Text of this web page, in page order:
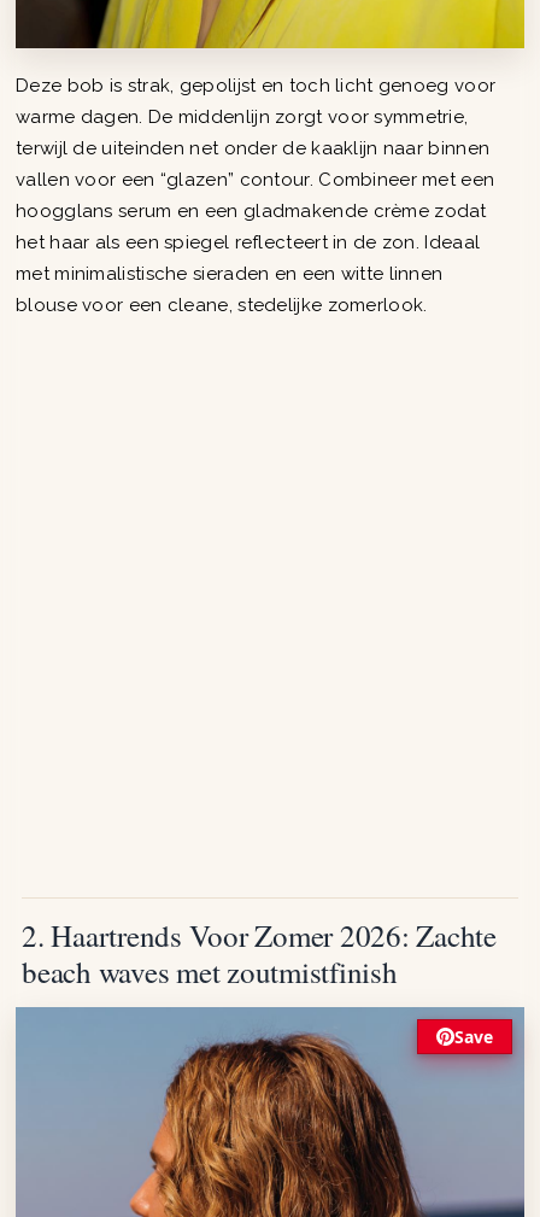
Deze bob is strak, gepolijst en toch licht genoeg voor
warme dagen. De middenlijn zorgt voor symmetrie,
terwijl de uiteinden net onder de kaaklijn naar binnen
vallen voor een “glazen” contour. Combineer met een
hoogglans serum en een gladmakende crème zodat
het haar als een spiegel reflecteert in de zon. Ideaal
met minimalistische sieraden en een witte linnen
blouse voor een cleane, stedelijke zomerlook.
2. Haartrends Voor Zomer 2026: Zachte
beach waves met zoutmistfinish
Save